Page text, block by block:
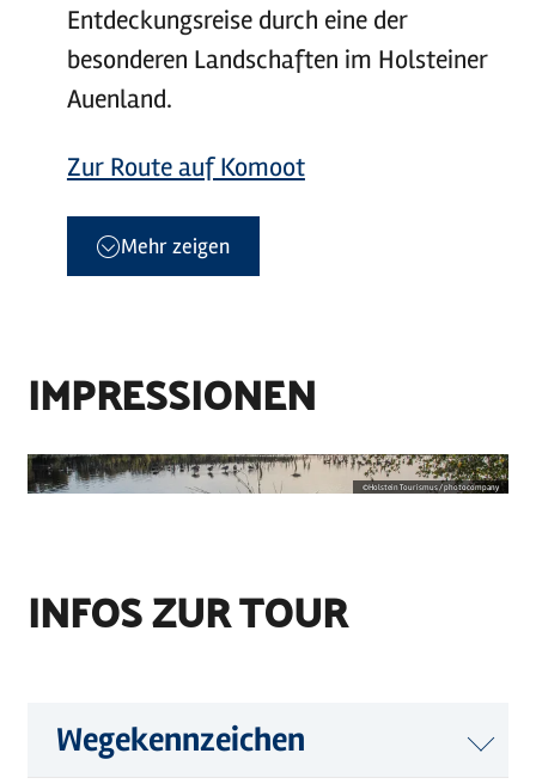
Entdeckungsreise durch eine der
besonderen Landschaften im Holsteiner
Auenland.
Zur Route auf Komoot
Mehr zeigen
IMPRESSIONEN
©Holstein Tourismus / photocompany
INFOS ZUR TOUR
Wegekennzeichen